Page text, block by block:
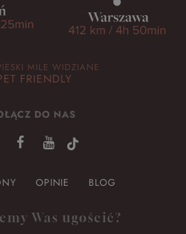
MILE WIDZIANE
FRIENDLY
DO NAS
OPINIE BLOG
Was ugościć?